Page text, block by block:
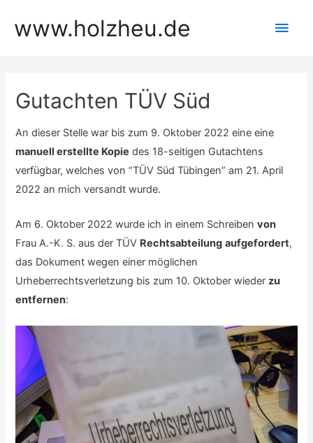
Inhaltwww.holzheu.de
Gutachten TÜV Süd
An dieser Stelle war bis zum 9. Oktober 2022 eine eine
manuell erstellte Kopie des 18-seitigen Gutachtens
verfügbar, welches von “TÜV Süd Tübingen” am 21. April
2022 an mich versandt wurde.
Am 6. Oktober 2022 wurde ich in einem Schreibenvon
Frau A.-K. S. aus der TÜV Rechtsabteilung aufgefordert,
das Dokument wegen einer möglichen
Urheberrechtsverletzung bis zum 10. Oktober wiederzu
entfernen: